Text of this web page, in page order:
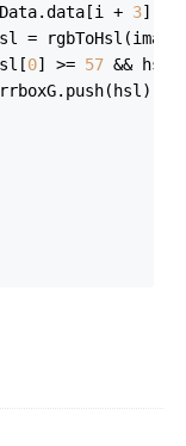
+ 3]
=
0] >= 57 && hsl[